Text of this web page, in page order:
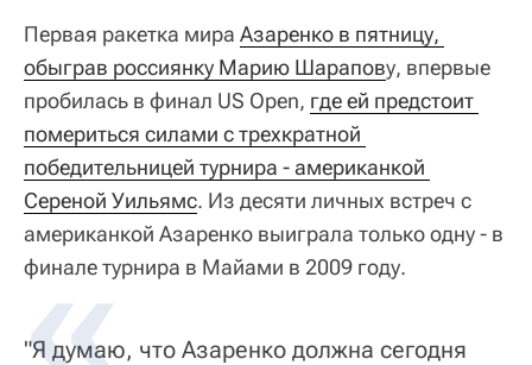
Первая ракетка мира Азаренко в пятницу,
обыграв россиянку Марию Шарапову, впервые
пробилась в финал US Open, где ей предстоит
помериться силами с трехкратной
победительницей турнира - американкой
Сереной Уильямс. Из десяти личных встреч с
американкой Азаренко выиграла только одну - в
финале турнира в Майами в 2009 году.
"Я думаю, что Азаренко должна сегодня